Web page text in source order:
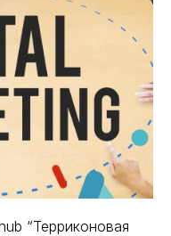
“Терриконовая